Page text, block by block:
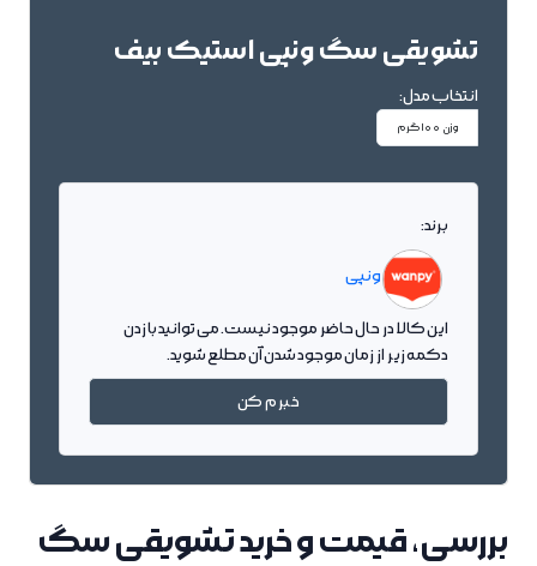
تشویقی سگ ونپی استیک بیف
انتخاب مدل:
وزن 100گرم
برند:
ونپی
این کالا در حال حاضر موجود نیست. می توانید با زدن
دکمه زیر از زمان موجود شدن آن مطلع شوید.
خبرم کن
بررسی، قیمت و خرید تشویقی سگ